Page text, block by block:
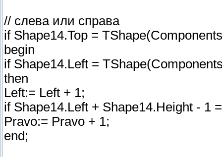
// слева или справа
if Shape14.Top =
begin
if Shape14.Left =
then
Left:= Left + 1;
if Shape14.Left + Shape14.Height - 1
Pravo:= Pravo + 1;
end;